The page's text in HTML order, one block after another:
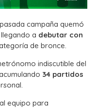
campaña quemó
a debutar con
de bronce.
indiscutible del
34 partidos
equipo para